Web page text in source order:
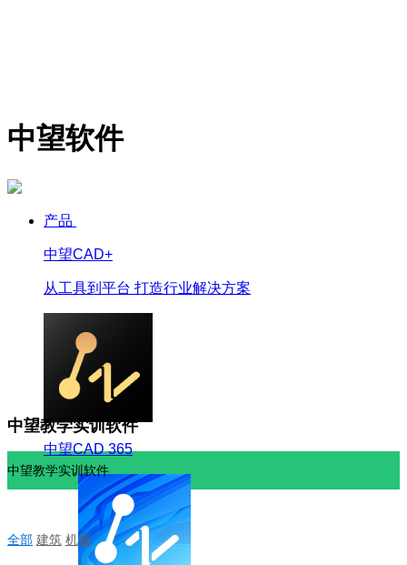
中望软件
产品
中望CAD+
从工具到平台 打造行业解决方案
中望CAD 365
中望教学实训软件
中望教学实训软件
全部 建筑 机械